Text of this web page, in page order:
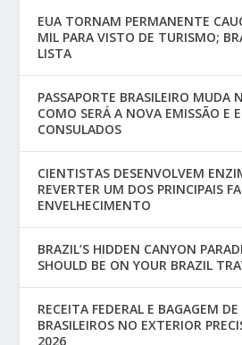
EUA TORNAM PERMANENTE
MIL PARA VISTO DE TURISMO;
LISTA
PASSAPORTE BRASILEIRO MUDA
COMO SERÁ A NOVA EMISSÃO E
CONSULADOS
CIENTISTAS DESENVOLVEM
REVERTER UM DOS PRINCIPAIS
ENVELHECIMENTO
BRAZIL’S HIDDEN CANYON
SHOULD BE ON YOUR BRAZIL
RECEITA FEDERAL E BAGAGEM
BRASILEIROS NO EXTERIOR
2026